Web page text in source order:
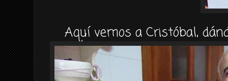
Aquí vemos a Cristóbal,